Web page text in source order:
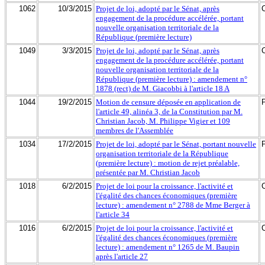
1062 10/3/2015 Projet de loi, adopté par le Sénat, après
engagement de la procédure accélérée, portant
nouvelle organisation territoriale de la
République (première lecture)
1049 3/3/2015 Projet de loi, adopté par le Sénat, après
engagement de la procédure accélérée, portant
nouvelle organisation territoriale de la
République (première lecture) : amendement n°
1878 (rect) de M. Giacobbi à l'article 18 A
1044 19/2/2015 Motion de censure déposée en application de
l'article 49, alinéa 3, de la Constitution par M.
Christian Jacob, M. Philippe Vigier et 109
membres de l'Assemblée
1034 17/2/2015 Projet de loi, adopté par le Sénat, portant nouvelle
organisation territoriale de la République
(première lecture) : motion de rejet préalable,
présentée par M. Christian Jacob
1018 6/2/2015 Projet de loi pour la croissance, l'activité et
l'égalité des chances économiques (première
lecture) : amendement n° 2788 de Mme Berger à
l'article 34
1016 6/2/2015 Projet de loi pour la croissance, l'activité et
l'égalité des chances économiques (première
lecture) : amendement n° 1265 de M. Baupin
après l'article 27